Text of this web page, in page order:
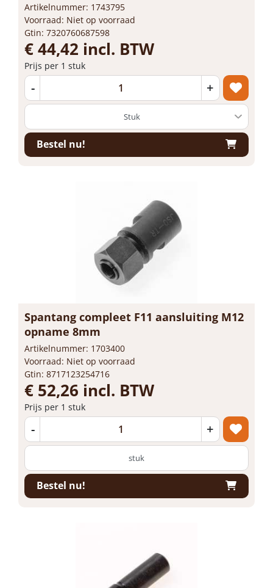
Artikelnummer: 1743795
Voorraad: Niet op voorraad
Gtin: 7320760687598
€ 44,42 incl. BTW
Prijs per 1 stuk
- +
Bestel nu!
Spantang compleet F11 aansluiting M12
opname 8mm
Artikelnummer: 1703400
Voorraad: Niet op voorraad
Gtin: 8717123254716
€ 52,26 incl. BTW
Prijs per 1 stuk
- +
stuk
Bestel nu!